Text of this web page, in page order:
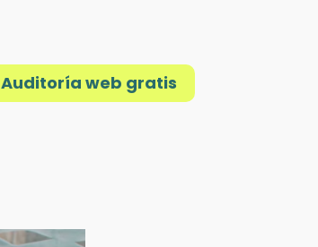
Auditoría web gratis